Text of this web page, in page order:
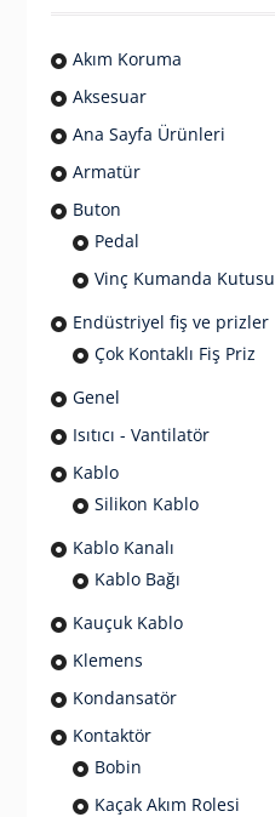
Akım Koruma
Aksesuar
Ana Sayfa Ürünleri
Armatür
Buton
Pedal
Vinç Kumanda Kutusu
Endüstriyel fiş ve prizler
Çok Kontaklı Fiş Priz
Genel
Isıtıcı - Vantilatör
Kablo
Silikon Kablo
Kablo Kanalı
Kablo Bağı
Kauçuk Kablo
Klemens
Kondansatör
Kontaktör
Bobin
Kaçak Akım Rolesi